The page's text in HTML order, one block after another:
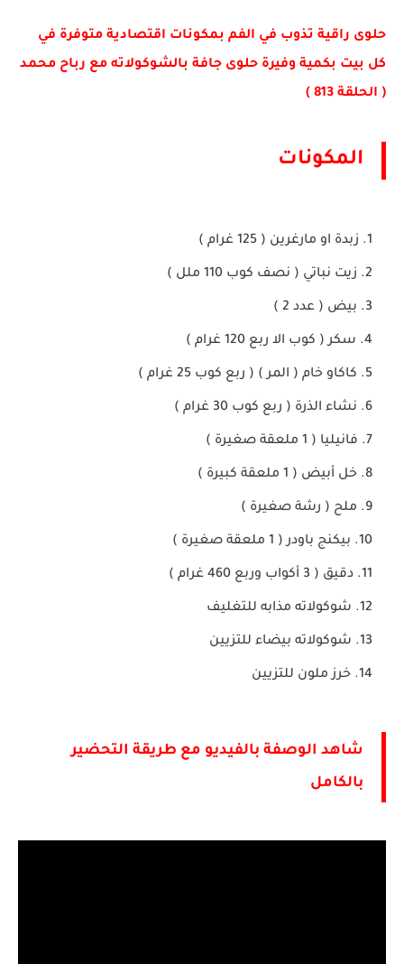
حلوى راقية تذوب في الفم بمكونات اقتصادية متوفرة في
كل بيت بكمية وفيرة حلوى جافة بالشوكولاته مع رباح محمد
( الحلقة 813 )
المكونات
زبدة او مارغرين ( 125 غرام )
زيت نباتي ( نصف كوب 110 ملل )
بيض ( عدد 2 )
سكر ( كوب الا ربع 120 غرام )
كاكاو خام ( المر ) ( ربع كوب 25 غرام )
نشاء الذرة ( ربع كوب 30 غرام )
فانيليا ( 1 ملعقة صغيرة )
خل أبيض ( 1 ملعقة كبيرة )
ملح ( رشة صغيرة )
بيكنج باودر ( 1 ملعقة صغيرة )
دقيق ( 3 أكواب وربع 460 غرام )
شوكولاته مذابه للتغليف
شوكولاته بيضاء للتزيين
خرز ملون للتزيين
شاهد الوصفة بالفيديو مع طريقة التحضير
بالكامل